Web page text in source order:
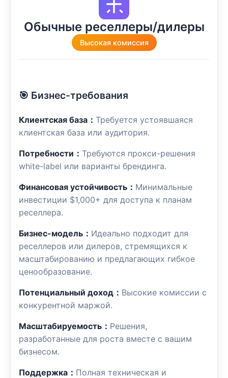
Обычные реселлеры/дилеры
Высокая комиссия
🎯 Бизнес-требования
Клиентская база： Требуется устоявшаяся
клиентская база или аудитория.
Потребности： Требуются прокси-решения
white-label или варианты брендинга.
Финансовая устойчивость： Минимальные
инвестиции $1,000+ для доступа к планам
реселлера.
Бизнес-модель： Идеально подходит для
реселлеров или дилеров, стремящихся к
масштабированию и предлагающих гибкое
ценообразование.
Потенциальный доход： Высокие комиссии с
конкурентной маржой.
Масштабируемость： Решения,
разработанные для роста вместе с вашим
бизнесом.
Поддержка： Полная техническая и